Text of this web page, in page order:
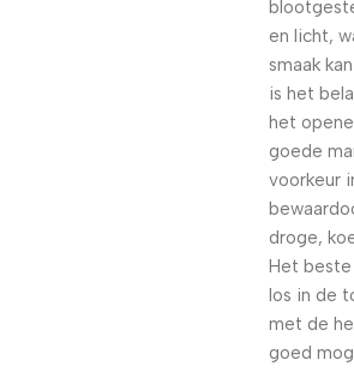
en licht,
smaak
is het
het
goede
voorkeur
droge,
Het
los in de
met de
goed